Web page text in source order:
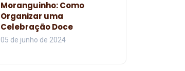
Moranguinho: Como
Organizar uma
Celebração Doce
05 de junho de 2024